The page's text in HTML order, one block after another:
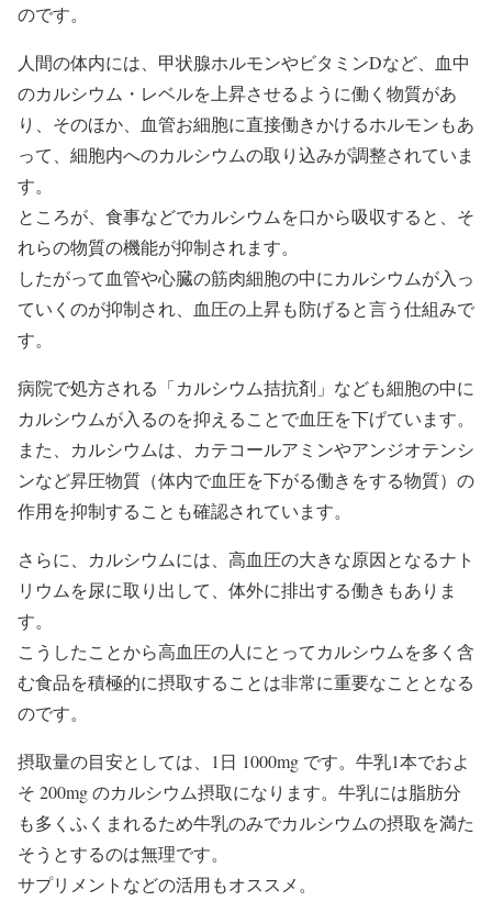
のです。
人間の体内には、甲状腺ホルモンやビタミンDなど、血中
のカルシウム・レベルを上昇させるように働く物質があ
り、そのほか、血管お細胞に直接働きかけるホルモンもあ
って、細胞内へのカルシウムの取り込みが調整されていま
す。
ところが、食事などでカルシウムを口から吸収すると、そ
れらの物質の機能が抑制されます。
したがって血管や心臓の筋肉細胞の中にカルシウムが入っ
ていくのが抑制され、血圧の上昇も防げると言う仕組みで
す。
病院で処方される「カルシウム拮抗剤」なども細胞の中に
カルシウムが入るのを抑えることで血圧を下げています。
また、カルシウムは、カテコールアミンやアンジオテンシ
ンなど昇圧物質（体内で血圧を下がる働きをする物質）の
作用を抑制することも確認されています。
さらに、カルシウムには、高血圧の大きな原因となるナト
リウムを尿に取り出して、体外に排出する働きもありま
す。
こうしたことから高血圧の人にとってカルシウムを多く含
む食品を積極的に摂取することは非常に重要なこととなる
のです。
摂取量の目安としては、1日 1000mg です。牛乳1本でおよ
そ 200mg のカルシウム摂取になります。牛乳には脂肪分
も多くふくまれるため牛乳のみでカルシウムの摂取を満た
そうとするのは無理です。
サプリメントなどの活用もオススメ。